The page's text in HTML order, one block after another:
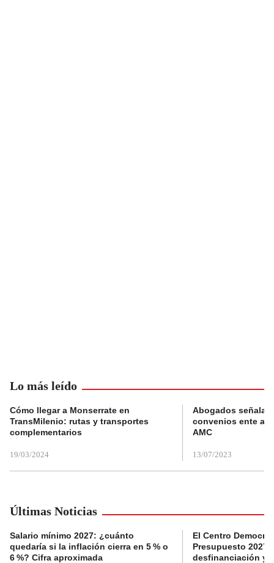
Lo más leído
Cómo llegar a Monserrate en
TransMilenio: rutas y transportes
complementarios
19/03/2024
Abogados
convenios ente
AMC
13/07/2023
Últimas Noticias
Salario mínimo 2027: ¿cuánto
quedaría si la inflación cierra en 5 % o
6 %? Cifra aproximada
El Centro
Presupuesto 2027
desfinanciación y